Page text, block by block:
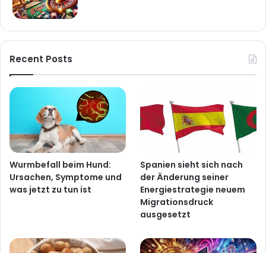
Recent Posts
Wurmbefall beim Hund:
Ursachen, Symptome und
was jetzt zu tun ist
Spanien sieht sich nach
der Änderung seiner
Energiestrategie neuem
Migrationsdruck
ausgesetzt